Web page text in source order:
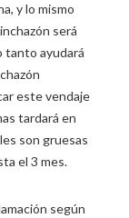
y lo mismo
será
tanto ayudará
este vendaje
tardará en
son gruesas
el 3 mes.
según